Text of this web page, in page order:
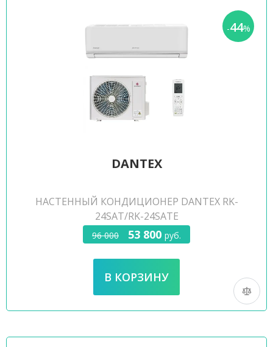
-44%
DANTEX
НАСТЕННЫЙ КОНДИЦИОНЕР DANTEX RK-
24SAT/RK-24SATE
96 000 53 800 руб.